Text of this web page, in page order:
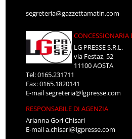
segreteria@gazzettamatin.com
CONCESSIONARIA
LG PRESSE S.R.L.
via Festaz, 52
11100 AOSTA
Tel: 0165.231711
Fax: 0165.1820141
E-mailsegreteria@lgpresse.com
RESPONSABILE DI AGENZIA
Arianna Gori Chisari
E-maila.chisari@lgpresse.com